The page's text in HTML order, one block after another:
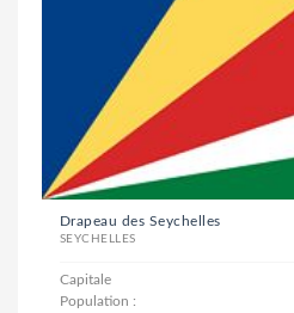
Drapeau des Seychelles
SEYCHELLES
Capitale
Population :